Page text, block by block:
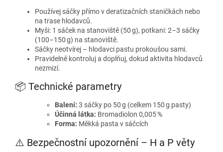
Používej sáčky přímo v deratizačních staničkách nebo
na trase hlodavců.
Myši: 1 sáček na stanoviště (50 g), potkani: 2–3 sáčky
(100–150 g) na stanoviště.
Sáčky neotvírej – hlodavci pastu prokoušou sami.
Pravidelně kontroluj a doplňuj, dokud aktivita hlodavců
nezmizí.
📦 Technické parametry
Balení: 3 sáčky po 50 g (celkem 150 g pasty)
Účinná látka: Bromadiolon 0,005 %
Forma: Měkká pasta v sáčcích
⚠️ Bezpečnostní upozornění – H a P věty